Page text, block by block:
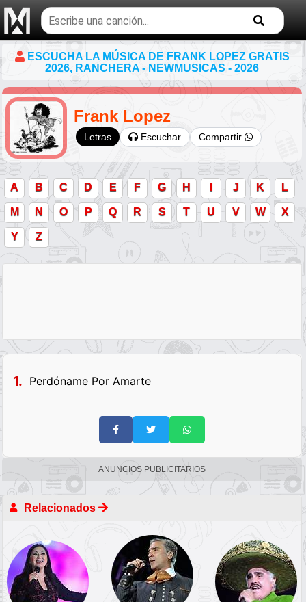
Buscar
temas
musicales
ESCUCHA LA MÚSICA DE FRANK LOPEZ GRATIS
2026, RANCHERA - NEWMUSICAS - 2026
Frank Lopez
Letras Escuchar Compartir
A B C D E F G H I J K L
M N O P Q R S T U V W X
Y Z
1. Perdóname Por Amarte
ANUNCIOS PUBLICITARIOS
Relacionados